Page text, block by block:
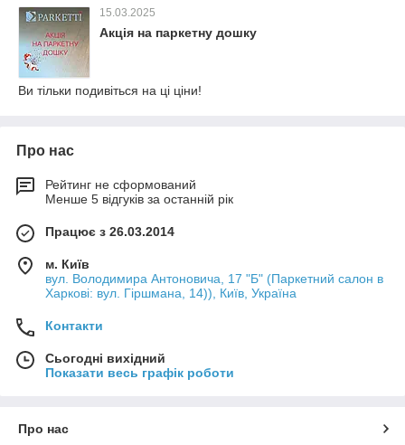
15.03.2025
Акція на паркетну дошку
Ви тільки подивіться на ці ціни!
Про нас
Рейтинг не сформований
Менше 5 відгуків за останній рік
Працює з 26.03.2014
м. Київ
вул. Володимира Антоновича, 17 "Б" (Паркетний салон в
Харкові: вул. Гіршмана, 14)), Київ, Україна
Контакти
Сьогодні вихідний
Показати весь графік роботи
Про нас